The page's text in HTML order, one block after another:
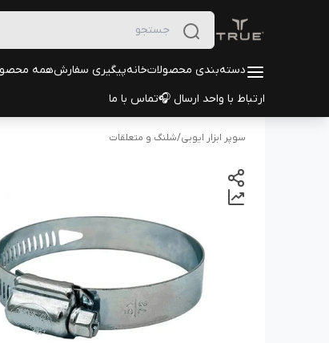
دسته‌بندی محصولاتخانهپیگیری سفارشهمه
ارتباط با واحد ارسال 🎧تماس با ما
سوپر ابزار ایوبی/شلنگ و متعلقات